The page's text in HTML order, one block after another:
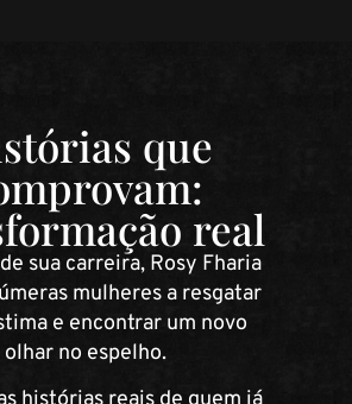
que
real
sua carreira, Rosy Fharia
mulheres a resgatar
e encontrar um novo
olhar no espelho.